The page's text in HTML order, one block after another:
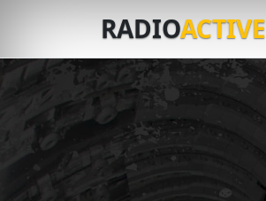
RADIOACTIVE